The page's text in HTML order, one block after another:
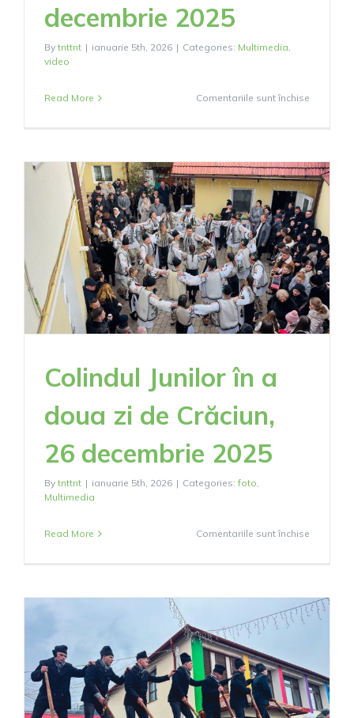
decembrie 2025
By tnttnt | ianuarie 5th, 2026 | Categories: Multimedia,
video
Read More Comentariile sunt închise
Junilor
din
Sadu,
24
2025
Colindul Junilor în a
doua zi de Crăciun,
26 decembrie 2025
By tnttnt | ianuarie 5th, 2026 | Categories: foto,
Multimedia
Read More Comentariile sunt închise
a
Crăciun,
26